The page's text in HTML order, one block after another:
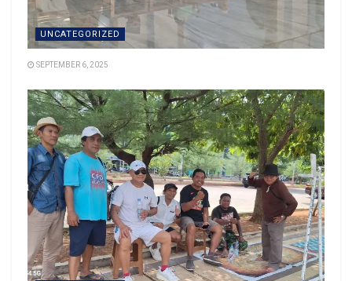
UNCATEGORIZED
SEPTEMBER 6, 2025